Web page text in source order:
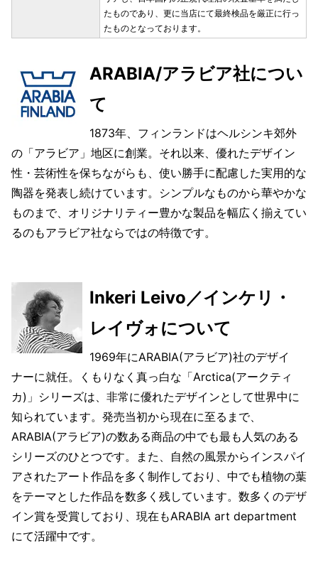
たものであり、更に当店にて最終検品を厳正に行っ
たものとなっております。
ARABIA/アラビア社につい
て
1873年、フィンランドはヘルシンキ郊外
の「アラビア」地区に創業。それ以来、優れたデザイン
性・芸術性を保ちながらも、使い勝手に配慮した実用的な
陶器を発表し続けています。シンプルなものから華やかな
ものまで、オリジナリティー豊かな製品を幅広く揃えてい
るのもアラビア社ならではの特徴です。
Inkeri Leivo／インケリ・
レイヴォについて
1969年にARABIA(アラビア)社のデザイ
ナーに就任。くもりなく真っ白な「Arctica(アークティ
カ)」シリーズは、非常に優れたデザインとして世界中に
知られています。発売当初から現在に至るまで、
ARABIA(アラビア)の数ある商品の中でも最も人気のある
シリーズのひとつです。また、自然の風景からインスパイ
アされたアート作品を多く制作しており、中でも植物の葉
をテーマとした作品を数多く残しています。数多くのデザ
イン賞を受賞しており、現在もARABIA art department
にて活躍中です。